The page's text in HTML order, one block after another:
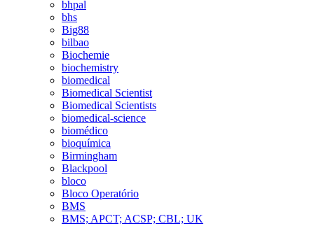
bhpal
bhs
Big88
bilbao
Biochemie
biochemistry
biomedical
Biomedical Scientist
Biomedical Scientists
biomedical-science
biomédico
bioquímica
Birmingham
Blackpool
bloco
Bloco Operatório
BMS
BMS; APCT; ACSP; CBL; UK